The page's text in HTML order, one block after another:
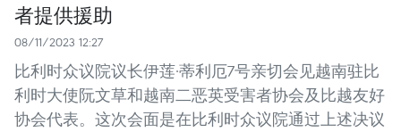
者提供援助
08/11/2023 12:27
比利时众议院议长伊莲·蒂利厄7号亲切会见越南驻比
利时大使阮文草和越南二恶英受害者协会及比越友好
协会代表。这次会面是在比利时众议院通过上述决议